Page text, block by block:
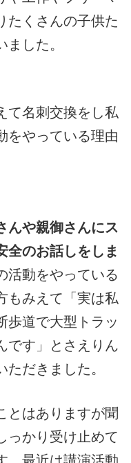
たくさんの子供た
した。
て名刺交換をし私
をやっている理由
んや親御さんにス
全のお話しをしま
活動をやっている
もみえて「実は私
歩道で大型トラッ
です」とさえりん
だきました。
とはありますが聞
っかり受け止めて